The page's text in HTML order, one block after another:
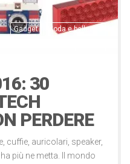
Gadget
Moda e bellezza
30
PERDERE
cuffie, auricolari, speaker,
più ne metta. Il mondo